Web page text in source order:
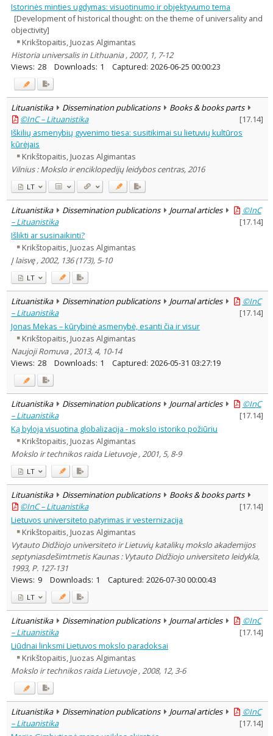
Istorinės minties ugdymas: visuotinumo ir objektyvumo tema
[Development of historical thought: on the theme of universality and
objectivity]
Krikštopaitis, Juozas Algimantas
Historia universalis in Lithuania , 2007, 1, 7-12
Views: 28 Downloads: 1 Captured: 2026-06-25 00:00:23
Lituanistika Dissemination publications
Books & books parts
©InC – Lituanistika
[17.14]
Iškilių asmenybių gyvenimo tiesa: susitikimai su lietuvių kultūros
kūrėjais
Krikštopaitis, Juozas Algimantas
Vilnius : Mokslo ir enciklopedijų leidybos centras, 2016
LT
Lituanistika Dissemination publications Journal articles
©InC
– Lituanistika
[17.14]
Išlikti ar susinaikinti?
Krikštopaitis, Juozas Algimantas
Į laisvę , 2002, 136 (173), 5-10
LT
Lituanistika Dissemination publications Journal articles
©InC
– Lituanistika
[17.14]
Jonas Mekas – kūrybinė asmenybė, esanti čia ir visur
Krikštopaitis, Juozas Algimantas
Naujoji Romuva , 2013, 4, 10-14
Views: 28 Downloads: 1 Captured: 2026-05-31 03:27:19
Lituanistika Dissemination publications Journal articles
©InC
– Lituanistika
[17.14]
Ką byloja visuotina globalizacija - mokslo istoriko požiūriu
Krikštopaitis, Juozas Algimantas
Mokslo ir technikos raida Lietuvoje , 2001, 5, 8-9
LT
Lituanistika Dissemination publications
Books & books parts
©InC – Lituanistika
[17.14]
Lietuvos universiteto patyrimas ir vesternizacija
Krikštopaitis, Juozas Algimantas
Vytauto Didžiojo universiteto ir Lietuvių katalikų mokslo akademijos
septyniasdešimtmetis Kaunas : Vytauto Didžiojo universiteto leidykla,
1993, P. 127-131
Views: 9 Downloads: 1 Captured: 2026-07-30 00:00:43
LT
Lituanistika Dissemination publications Journal articles
©InC
– Lituanistika
[17.14]
Liūdnai linksmi Lietuvos mokslo paradoksai
Krikštopaitis, Juozas Algimantas
Mokslo ir technikos raida Lietuvoje , 2008, 12, 3-6
Lituanistika Dissemination publications Journal articles
©InC
– Lituanistika
[17.14]